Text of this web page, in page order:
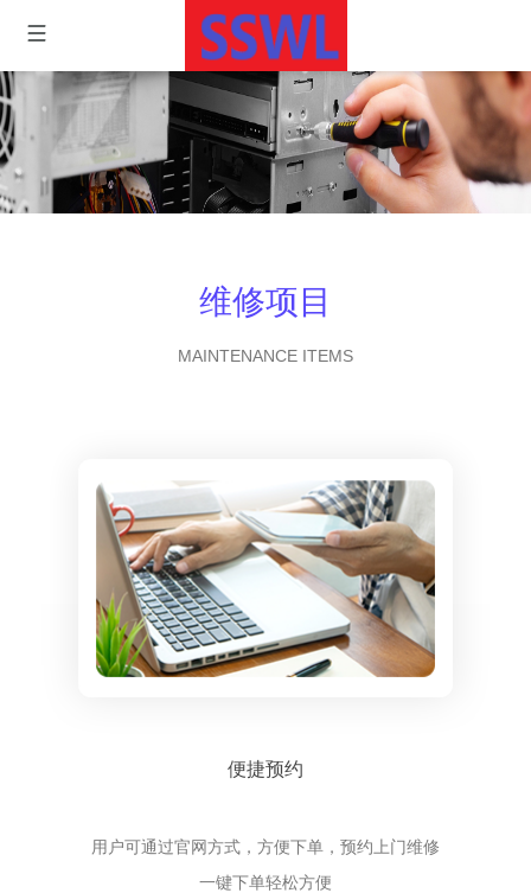
维修项目
MAINTENANCE ITEMS
便捷预约
用户可通过官网方式，方便下单，预约上门维修
一键下单轻松方便